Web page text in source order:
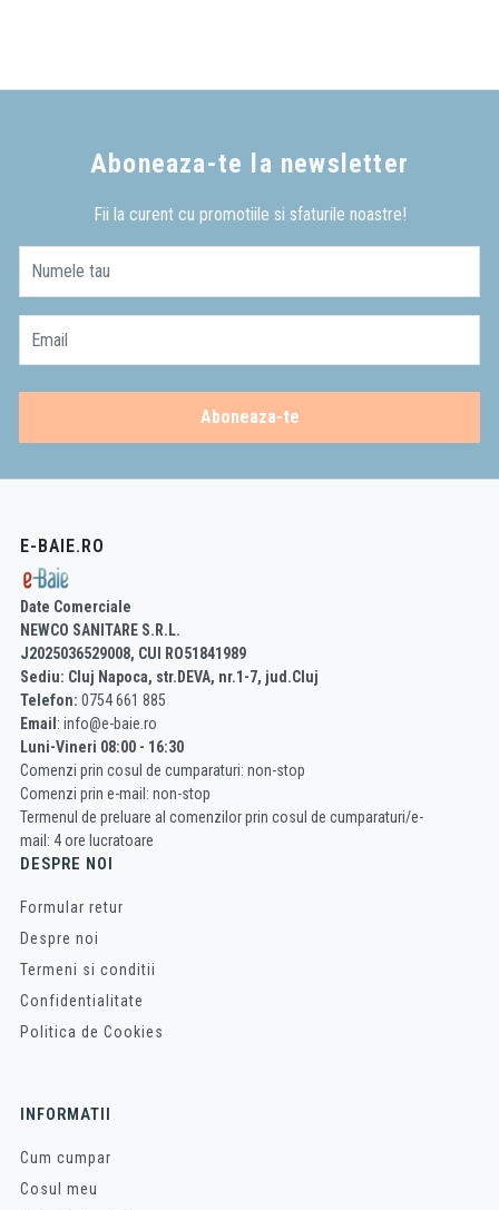
Aboneaza-te la newsletter
Fii la curent cu promotiile si sfaturile noastre!
Numele tau
Email
Aboneaza-te
E-BAIE.RO
Date Comerciale
NEWCO SANITARE S.R.L.
J2025036529008, CUI RO51841989
Sediu: Cluj Napoca, str.DEVA, nr.1-7, jud.Cluj
Telefon: 0754 661 885
Email : info@e-baie.ro
Luni-Vineri 08:00 - 16:30
Comenzi prin cosul de cumparaturi: non-stop
Comenzi prin e-mail: non-stop
Termenul de preluare al comenzilor prin cosul de cumparaturi/e-
mail: 4 ore lucratoare
DESPRE NOI
Formular retur
Despre noi
Termeni si conditii
Confidentialitate
Politica de Cookies
INFORMATII
Cum cumpar
Cosul meu